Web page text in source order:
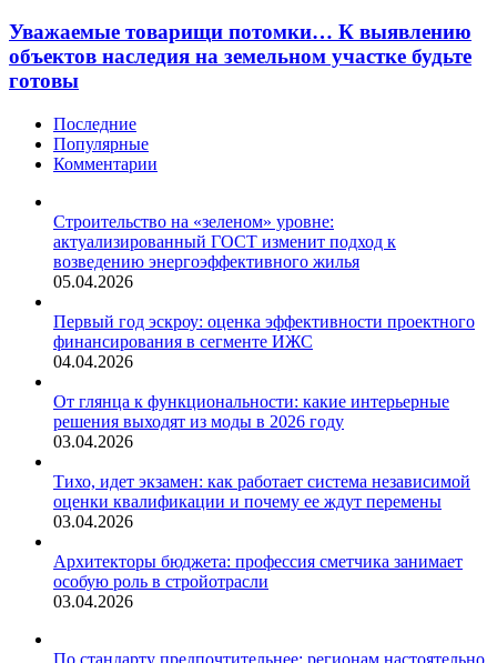
Уважаемые товарищи потомки… К выявлению
объектов наследия на земельном участке будьте
готовы
Последние
Популярные
Комментарии
Строительство на «зеленом» уровне:
актуализированный ГОСТ изменит подход к
возведению энергоэффективного жилья
05.04.2026
Первый год эскроу: оценка эффективности проектного
финансирования в сегменте ИЖС
04.04.2026
От глянца к функциональности: какие интерьерные
решения выходят из моды в 2026 году
03.04.2026
Тихо, идет экзамен: как работает система независимой
оценки квалификации и почему ее ждут перемены
03.04.2026
Архитекторы бюджета: профессия сметчика занимает
особую роль в стройотрасли
03.04.2026
По стандарту предпочтительнее: регионам настоятельно